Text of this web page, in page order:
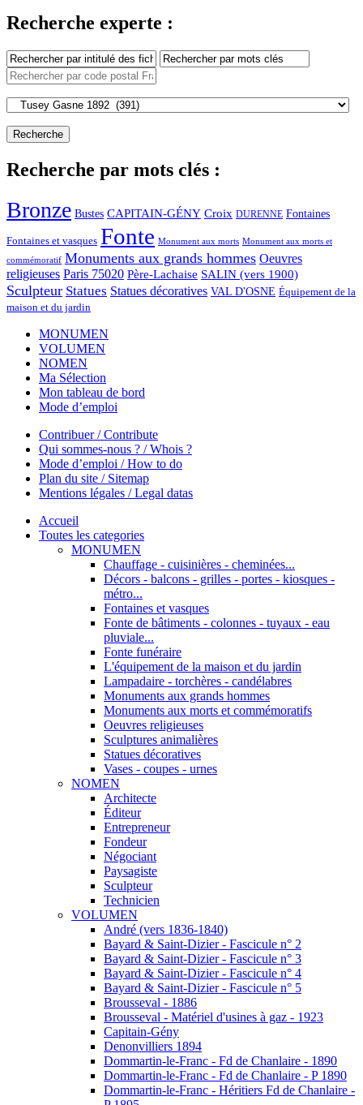
Recherche experte :
Recherche par mots clés :
Bronze Bustes CAPITAIN-GÉNY Croix DURENNE Fontaines
Fontaines et vasques Fonte Monument aux morts Monument aux morts et
commémoratif Monuments aux grands hommes Oeuvres
religieuses Paris 75020 Père-Lachaise SALIN (vers 1900)
Sculpteur Statues Statues décoratives VAL D'OSNE Équipement de la
maison et du jardin
MONUMEN
VOLUMEN
NOMEN
Ma Sélection
Mon tableau de bord
Mode d’emploi
Contribuer / Contribute
Qui sommes-nous ? / Whois ?
Mode d’emploi / How to do
Plan du site / Sitemap
Mentions légales / Legal datas
Accueil
Toutes les categories
MONUMEN
Chauffage - cuisinières - cheminées...
Décors - balcons - grilles - portes - kiosques -
métro...
Fontaines et vasques
Fonte de bâtiments - colonnes - tuyaux - eau
pluviale...
Fonte funéraire
L'équipement de la maison et du jardin
Lampadaire - torchères - candélabres
Monuments aux grands hommes
Monuments aux morts et commémoratifs
Oeuvres religieuses
Sculptures animalières
Statues décoratives
Vases - coupes - urnes
NOMEN
Architecte
Éditeur
Entrepreneur
Fondeur
Négociant
Paysagiste
Sculpteur
Technicien
VOLUMEN
André (vers 1836-1840)
Bayard & Saint-Dizier - Fascicule n° 2
Bayard & Saint-Dizier - Fascicule n° 3
Bayard & Saint-Dizier - Fascicule n° 4
Bayard & Saint-Dizier - Fascicule n° 5
Brousseval - 1886
Brousseval - Matériel d'usines à gaz - 1923
Capitain-Gény
Denonvilliers 1894
Dommartin-le-Franc - Fd de Chanlaire - 1890
Dommartin-le-Franc - Fd de Chanlaire - P 1890
Dommartin-le-Franc - Héritiers Fd de Chanlaire -